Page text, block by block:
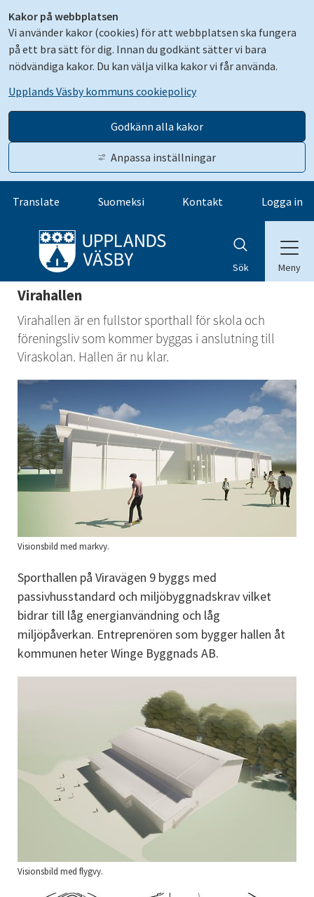
Kakor på webbplatsen
Vi använder kakor (cookies) för att webbplatsen ska fungera
på ett bra sätt för dig. Innan du godkänt sätter vi bara
nödvändiga kakor. Du kan välja vilka kakor vi får använda.
Upplands Väsby kommuns cookiepolicy
Godkänn alla kakor
Anpassa inställningar
Gå till innehåll
Translate Suomeksi Kontakt Logga in
Sök Meny
Virahallen
Virahallen är en fullstor sporthall för skola och
föreningsliv som kommer byggas i anslutning till
Viraskolan. Hallen är nu klar.
Visionsbild med markvy.
Sporthallen på Viravägen 9 byggs med
passivhusstandard och miljöbyggnadskrav vilket
bidrar till låg energianvändning och låg
miljöpåverkan. Entreprenören som bygger hallen åt
kommunen heter Winge Byggnads AB.
Visionsbild med flygvy.